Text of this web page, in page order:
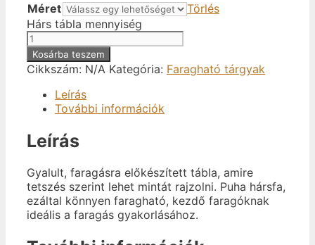
Méret
Törlés
Hárs tábla mennyiség
Kosárba teszem
Cikkszám: N/A Kategória: Faragható tárgyak
Leírás
További információk
Leírás
Gyalult, faragásra előkészített tábla, amire
tetszés szerint lehet mintát rajzolni. Puha hársfa,
ezáltal könnyen faragható, kezdő faragóknak
ideális a faragás gyakorlásához.